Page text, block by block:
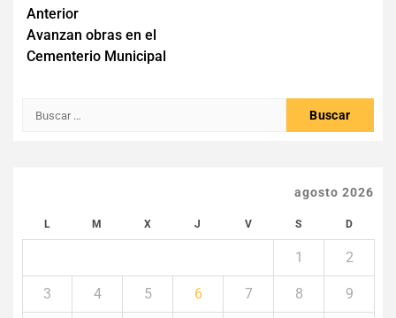
Navegación
de
Anterior
Avanzan obras en el
Cementerio Municipal
Buscar:
agosto 2026
L M X J V S D
1 2
3 4 5 6 7 8 9